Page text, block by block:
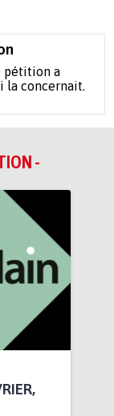
pétition a
la concernait.
-